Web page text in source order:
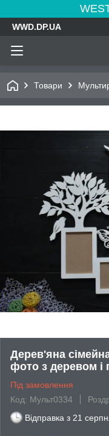
WWD.DP.UA
Товари
Дерев'яна
фото з деревом і
Під замовлення
Код: Мульт0334
Відправка з 21